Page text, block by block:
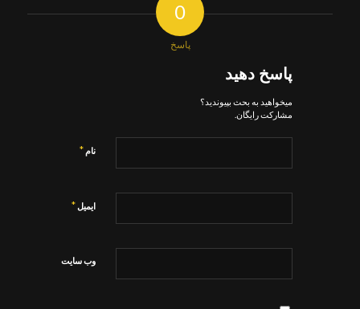
0
پاسخ
پاسخ دهید
میخواهید به بحث بپیوندید؟
مشارکت رایگان.
نام *
ایمیل *
وب‌ سایت